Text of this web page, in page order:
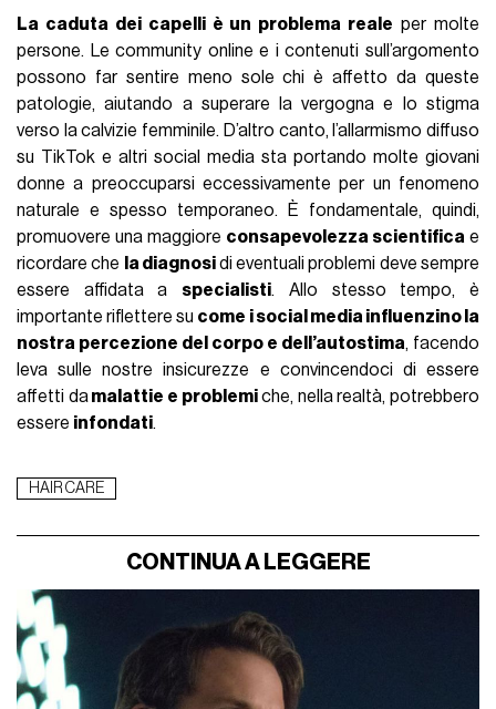
La caduta dei capelli è un problema reale per molte
persone. Le community online e i contenuti sull’argomento
possono far sentire meno sole chi è affetto da queste
patologie, aiutando a superare la vergogna e lo stigma
verso la calvizie femminile. D’altro canto, l’allarmismo diffuso
su TikTok e altri social media sta portando molte giovani
donne a preoccuparsi eccessivamente per un fenomeno
naturale e spesso temporaneo. È fondamentale, quindi,
promuovere una maggiore consapevolezza scientifica e
ricordare che
la diagnosidi eventuali problemi deve sempre
essere affidata a specialisti. Allo stesso tempo, è
importante riflettere su come i social media influenzino la
nostra percezione del corpo e dell’autostima, facendo
leva sulle nostre insicurezze e convincendoci di essere
affetti damalattie e problemiche, nella realtà, potrebbero
essere infondati.
HAIR CARE
CONTINUA A LEGGERE